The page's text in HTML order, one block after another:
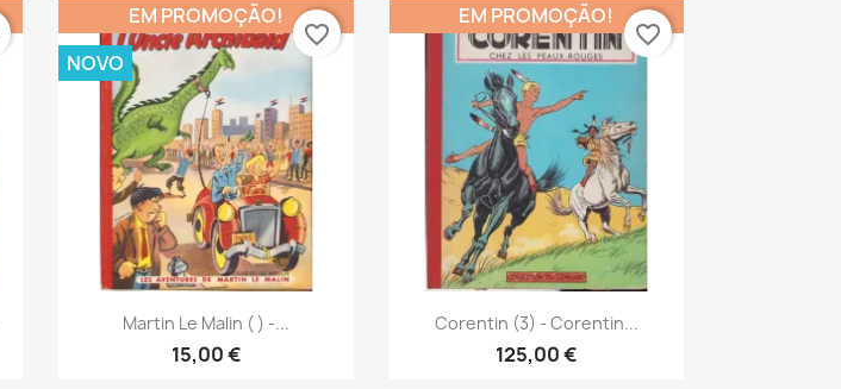
Vista rápida
Martin Le Malin ( ) -...
15,00 €
EM PROMOÇÃO!
NOVO
favorite_border
Vista rápida
Corentin (3) - Corentin...
125,00 €
EM PROMOÇÃO!
favorite_border